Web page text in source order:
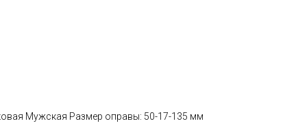
Мужская Размер оправы: 50-17-135 мм